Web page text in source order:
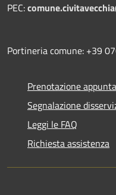
PEC:
Portineria comune: +39
Prenotazione
Segnalazione
Leggi le FAQ
Richiesta assistenza